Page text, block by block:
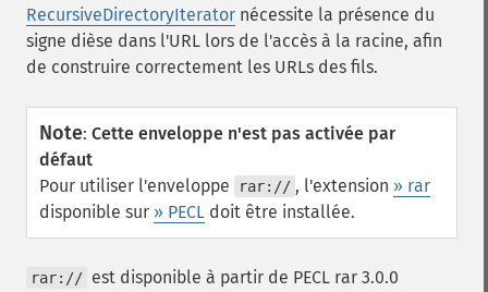
RecursiveDirectoryIterator nécessite la présence du
signe dièse dans l'URL lors de l'accès à la racine, afin
de construire correctement les URLs des fils.
Note: Cette enveloppe n'est pas activée par
défaut
Pour utiliser l'enveloppe
rar:// , l'extension » rar
disponible sur » PECL doit être installée.
rar:// est disponible à partir de PECL rar 3.0.0